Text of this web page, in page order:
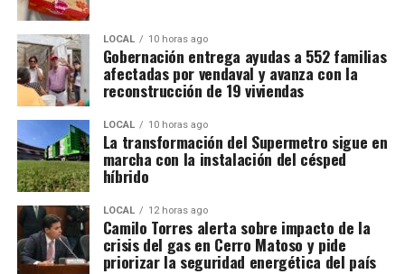
LOCAL 10 horas ago
Gobernación entrega ayudas a 552 familias
afectadas por vendaval y avanza con la
reconstrucción de 19 viviendas
LOCAL 10 horas ago
La transformación del Supermetro sigue en
marcha con la instalación del césped
híbrido
LOCAL 12 horas ago
Camilo Torres alerta sobre impacto de la
crisis del gas en Cerro Matoso y pide
priorizar la seguridad energética del país